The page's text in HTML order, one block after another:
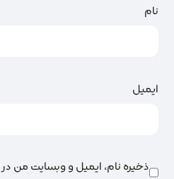
نام
ایمیل
ذخیره نام، ایمیل و وبسایت من در